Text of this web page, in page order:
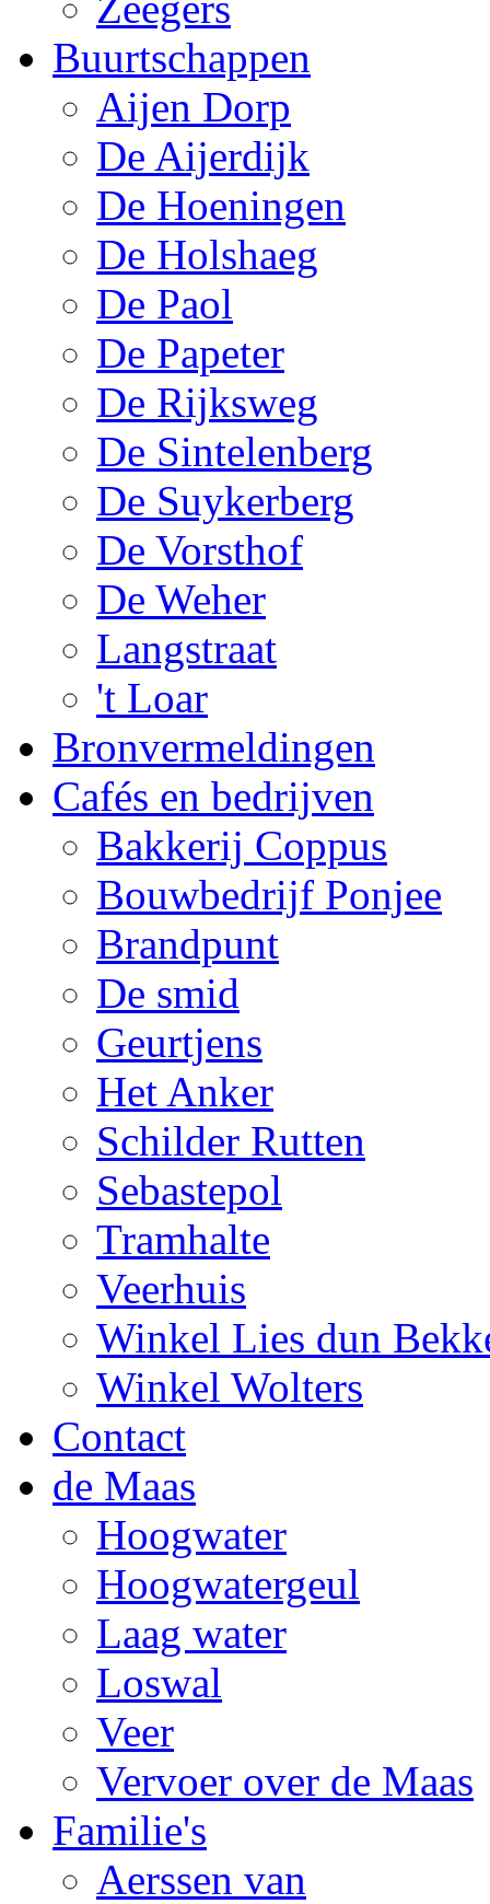
Buurtschappen
Aijen Dorp
De Aijerdijk
De Hoeningen
De Holshaeg
De Paol
De Papeter
De Rijksweg
De Sintelenberg
De Suykerberg
De Vorsthof
De Weher
Langstraat
't Loar
Bronvermeldingen
Cafés en bedrijven
Bakkerij Coppus
Bouwbedrijf Ponjee
Brandpunt
De smid
Geurtjens
Het Anker
Schilder Rutten
Sebastepol
Tramhalte
Veerhuis
Winkel Lies dun
Winkel Wolters
Contact
de Maas
Hoogwater
Hoogwatergeul
Laag water
Loswal
Veer
Vervoer over de Maas
Familie's
Aerssen van